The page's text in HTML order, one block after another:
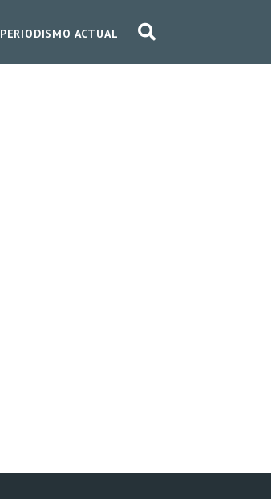
PERIODISMO ACTUAL